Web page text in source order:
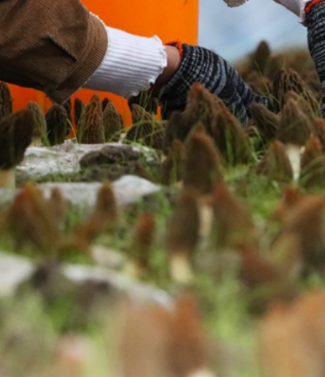
，一朵朵状如羊肚的褐色“小伞”密密麻麻分布
泛着温润光泽。村民们手持小刀穿梭其间，小
国各地市场。
种有200余亩羊肚菌，亩产预计达700至800斤。
产值预计将突破900万元！”甲里村党总支书记、
喜悦之情。